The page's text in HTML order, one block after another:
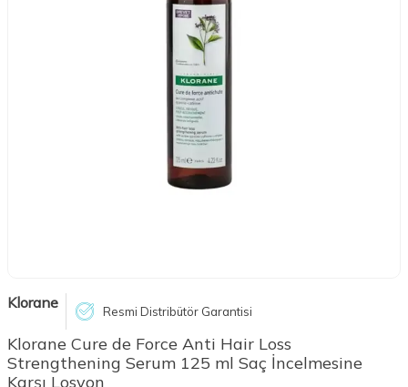
Klorane Resmi Distribütör Garantisi
Klorane Cure de Force Anti Hair Loss
Strengthening Serum 125 ml Saç İncelmesine
Karşı Losyon